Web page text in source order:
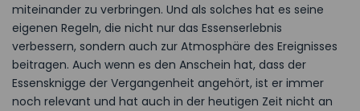
miteinander zu verbringen. Und als solches hat es seine
eigenen Regeln, die nicht nur das Essenserlebnis
verbessern, sondern auch zur Atmosphäre des Ereignisses
beitragen. Auch wenn es den Anschein hat, dass der
Essensknigge der Vergangenheit angehört, ist er immer
noch relevant und hat auch in der heutigen Zeit nicht an